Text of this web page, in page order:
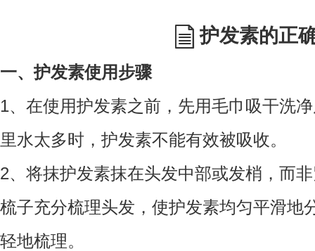
护发素的正
一、护发素使用步骤
1、在使用护发素之前，先用毛巾吸干洗
里水太多时，护发素不能有效被吸收。
2、将抹护发素抹在头发中部或发梢，而
梳子充分梳理头发，使护发素均匀平滑地
轻地梳理。